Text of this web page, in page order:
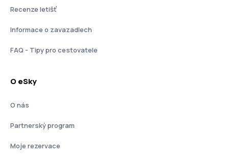
Recenze letišť
Informace o zavazadlech
FAQ - Tipy pro cestovatele
O eSky
O nás
Partnerský program
Moje rezervace